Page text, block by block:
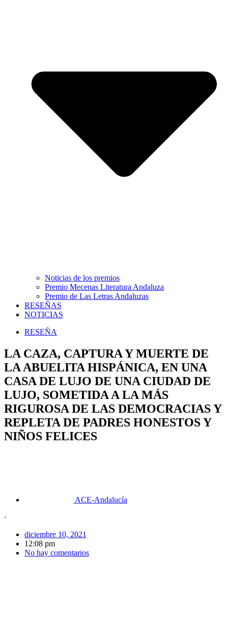
Noticias de los premios
Premio Mecenas Literatura Andaluza
Premio de Las Letras Andaluzas
RESEÑAS
NOTICIAS
RESEÑA
LA CAZA, CAPTURA Y MUERTE DE
LA ABUELITA HISPÁNICA, EN UNA
CASA DE LUJO DE UNA CIUDAD DE
LUJO, SOMETIDA A LA MÁS
RIGUROSA DE LAS DEMOCRACIAS Y
REPLETA DE PADRES HONESTOS Y
NIÑOS FELICES
ACE-Andalucía
·
diciembre 10, 2021
12:08 pm
No hay comentarios